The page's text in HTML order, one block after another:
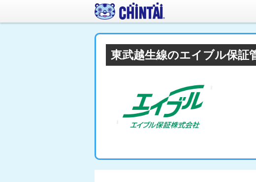
東武越生線のエイブル保証